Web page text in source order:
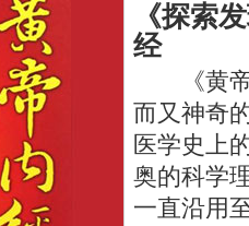
《探索
经
《黄帝
而又神奇
医学史上
奥的科学
一直沿用